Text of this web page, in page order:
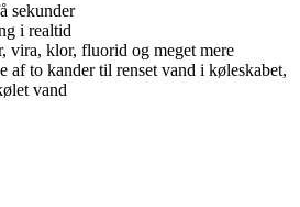
sekunder
i realtid
vira, klor, fluorid og meget mere
af to kander til renset vand i køleskabet,
vand